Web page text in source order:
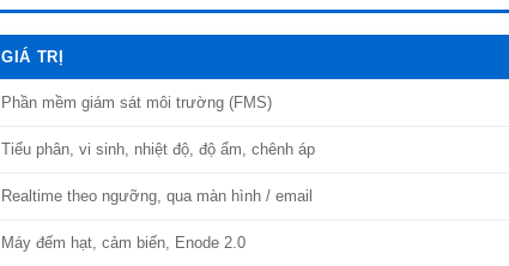
GIÁ TRỊ
Phần mềm giám sát môi trường (FMS)
Tiểu phân, vi sinh, nhiệt độ, độ ẩm, chênh áp
Realtime theo ngưỡng, qua màn hình / email
Máy đếm hạt, cảm biến, Enode 2.0